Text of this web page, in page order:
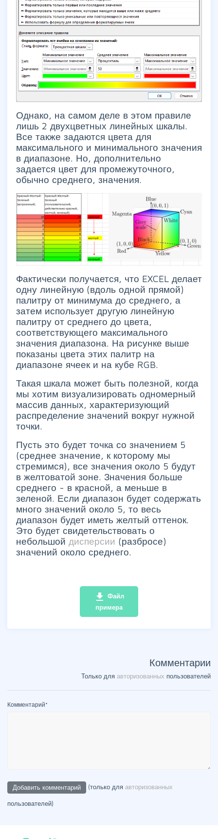
Однако, на самом деле в этом правиле
лишь 2 двухцветных линейных шкалы.
Все также задаются цвета для
максимального и минимального значения
в диапазоне. Но, дополнительно
задается цвет для промежуточного,
обычно среднего, значения.
Фактически получается, что EXCEL делает
одну линейную (вдоль одной прямой)
палитру от минимума до среднего, а
затем использует другую линейную
палитру от среднего до цвета,
соответствующего максимального
значения диапазона. На рисунке выше
показаны цвета этих палитр на
диапазоне ячеек и на кубе RGB.
Такая шкала может быть полезной, когда
мы хотим визуализировать одномерный
массив данных, характеризующий
распределение значений вокруг нужной
точки.
Пусть это будет точка со значением 5
(среднее значение, к которому мы
стремимся), все значения около 5 будут
в желтоватой зоне. Значения больше
среднего - в красной, а меньше в
зеленой. Если диапазон будет содержать
много значений около 5, то весь
диапазон будет иметь желтый оттенок.
Это будет свидетельствовать о
небольшой дисперсии (разбросе)
значений около среднего.
file_download Файл
примера
Комментарии
Только для авторизованных пользователей
Комментарий*
(только для авторизованных
пользователей)